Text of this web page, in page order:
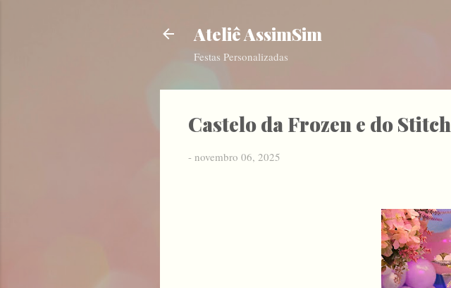
Ateliê AssimSim
Festas Personalizadas
Castelo da Frozen e do Stitch
- novembro 06, 2025